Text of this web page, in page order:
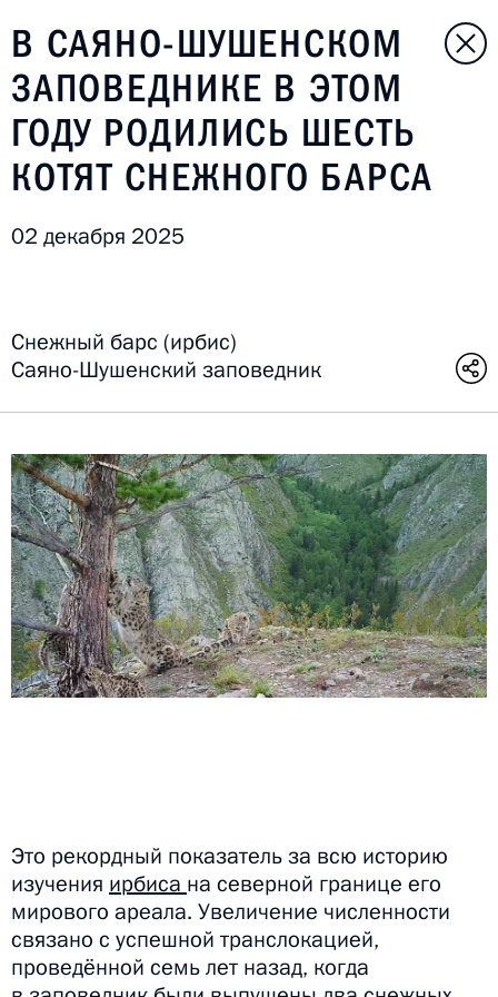
В САЯНО-ШУШЕНСКОМ
ЗАПОВЕДНИКЕ В ЭТОМ
ГОДУ РОДИЛИСЬ ШЕСТЬ
КОТЯТ СНЕЖНОГО БАРСА
02 декабря 2025
Снежный барс (ирбис)
Саяно-Шушенский заповедник
Это рекордный показатель за всю историю
изучения ирбиса на северной границе его
мирового ареала. Увеличение численности
связано с успешной транслокацией,
проведённой семь лет назад, когда